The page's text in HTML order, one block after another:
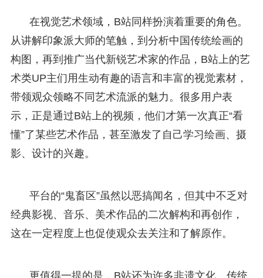
在视觉艺术领域，B站同样扮演着重要的角色。
从讲解印象派大师的笔触，到分析中国传统绘画的
构图，再到推广当代新锐艺术家的作品，B站上的艺
术类UP主们用生动有趣的语言和丰富的视觉素材，
带领观众领略不同艺术流派的魅力。很多用户表
示，正是通过B站上的视频，他们才第一次真正“看
懂”了某些艺术作品，甚至激发了自己学习绘画、摄
影、设计的兴趣。
平台的“鬼畜区”虽然以恶搞闻名，但其中不乏对
经典影视、音乐、美术作品的二次解构和再创作，
这在一定程度上也促使观众去关注和了解原作。
更值得一提的是，B站还为许多非遗文化、传统